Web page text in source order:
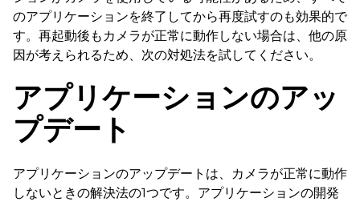
のアプリケーションを終了してから再度試すのも効果的で
す。再起動後もカメラが正常に動作しない場合は、他の原
因が考えられるため、次の対処法を試してください。
アプリケーションのアッ
プデート
アプリケーションのアップデートは、カメラが正常に動作
しないときの解決法の1つです。アプリケーションの開発